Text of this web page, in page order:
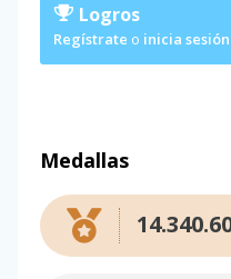
Logros
Regístrate o inicia sesión
Medallas